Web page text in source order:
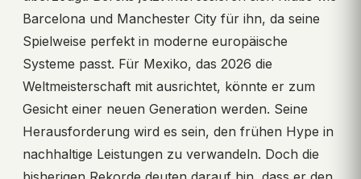
Barcelona und Manchester City für ihn, da seine
Spielweise perfekt in moderne europäische
Systeme passt. Für Mexiko, das 2026 die
Weltmeisterschaft mit ausrichtet, könnte er zum
Gesicht einer neuen Generation werden. Seine
Herausforderung wird es sein, den frühen Hype in
nachhaltige Leistungen zu verwandeln. Doch die